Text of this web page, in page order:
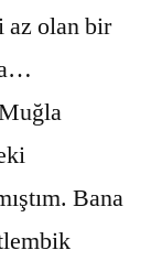
olan bir
Bana